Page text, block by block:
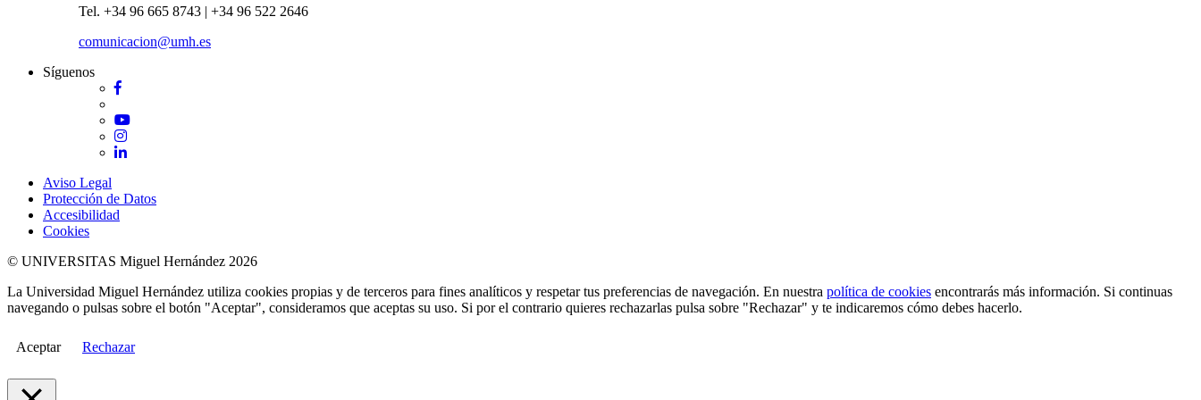
Tel. +34 96 665 8743 | +34 96 522 2646
comunicacion@umh.es
Síguenos
Facebook
YouTube
Instagram
LinkedIn
Aviso Legal
Protección de Datos
Accesibilidad
Cookies
© UNIVERSITAS Miguel Hernández 2026
La Universidad Miguel Hernández utiliza cookies propias y de terceros para fines analíticos y respetar tus preferencias de navegación. En nuestra política de cookies encontrarás más información. Si continuas
navegando o pulsas sobre el botón "Aceptar", consideramos que aceptas su uso. Si por el contrario quieres rechazarlas pulsa sobre "Rechazar" y te indicaremos cómo debes hacerlo.
Aceptar Rechazar